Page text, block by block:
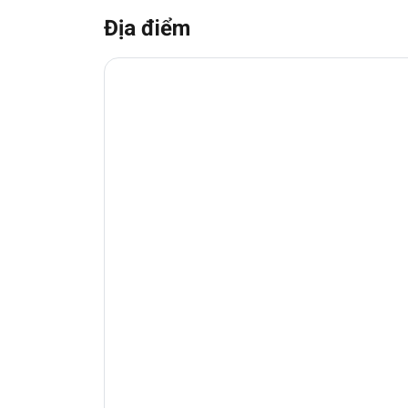
Địa điểm